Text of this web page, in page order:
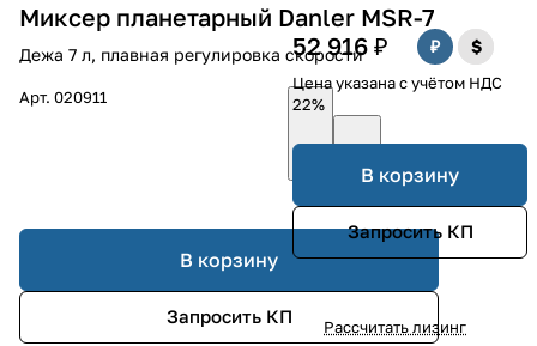
Миксер планетарный Danler MSR-7
Дежа 7 л, плавная регулировка скорости
Арт. 020911
В корзину
Запросить КП
52 916 ₽
Цена указана с учётом НДС
22%
В корзину
Запросить КП
Рассчитать лизинг